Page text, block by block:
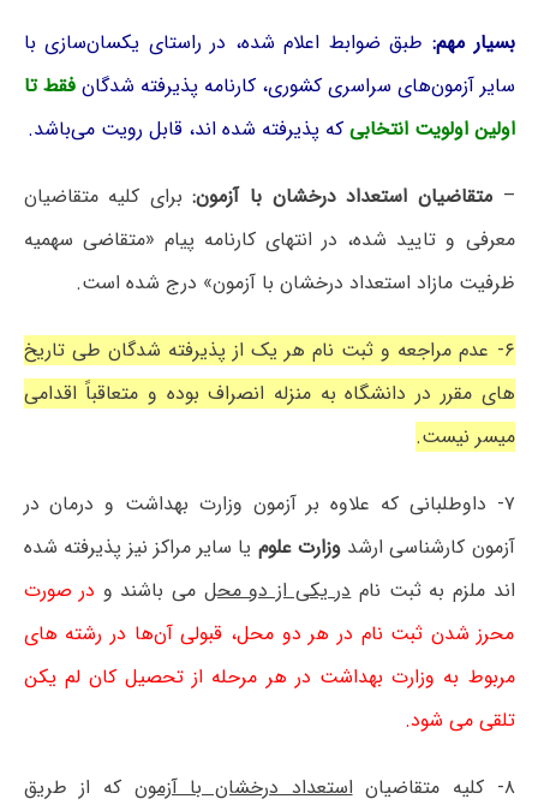
بسیار مهم: طبق ضوابط اعلام شده، در راستای یکسان‌سازی با
سایر آزمون‌های سراسری کشوری، کارنامه پذیرفته شدگانفقط تا
اولین اولویت انتخابی که پذیرفته شده اند، قابل رویت می‌باشد.
–متقاضیان استعداد درخشان با آزمون:برای کلیه متقاضیان
معرفی و تایید شده، در انتهای کارنامه پیام «متقاضی سهمیه
ظرفیت مازاد استعداد درخشان با آزمون» درج شده است.
۶- عدم مراجعه و ثبت نام هر یک از پذیرفته شدگان طی تاریخ
های مقرر در دانشگاه به منزله انصراف بوده و متعاقباً اقدامی
میسر نیست.
۷- داوطلبانی که علاوه بر آزمون وزارت بهداشت و درمان در
آزمون کارشناسی ارشدوزارت علوم یا سایر مراکز نیز پذیرفته شده
اند ملزم به ثبت نامدر یکی از دو محل می باشند و در صورت
محرز شدن ثبت نام در هر دو محل، قبولی آن‌ها در رشته های
مربوط به وزارت بهداشت در هر مرحله از تحصیل کان لم یکن
تلقی می شود.
۸- کلیه متقاضیان استعداد درخشان با آزمون که از طریق